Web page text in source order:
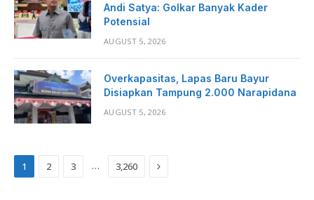
Andi Satya: Golkar Banyak Kader
Potensial
AUGUST 5, 2026
Overkapasitas, Lapas Baru Bayur
Disiapkan Tampung 2.000 Narapidana
AUGUST 5, 2026
1 2 3 … 3,260 Next